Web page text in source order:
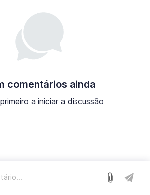
comentários ainda
a iniciar a discussão
Nós usamos o Sleekplan